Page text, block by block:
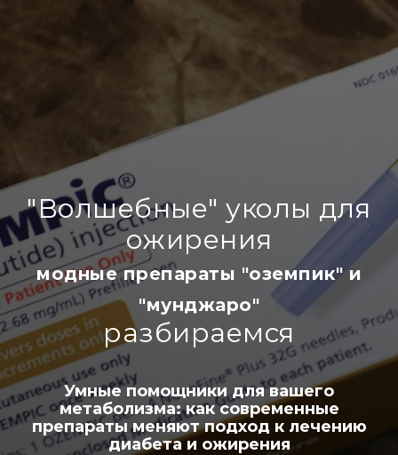
"Волшебные" уколы для
ожирения
модные препараты "оземпик" и
"мунджаро"
разбираемся
Умные помощники для вашего
метаболизма: как современные
препараты меняют подход к лечению
диабета и ожирения